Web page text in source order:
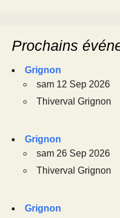
Prochains
Grignon
sam 12 Sep 2026
Thiverval Grignon
Grignon
sam 26 Sep 2026
Thiverval Grignon
Grignon